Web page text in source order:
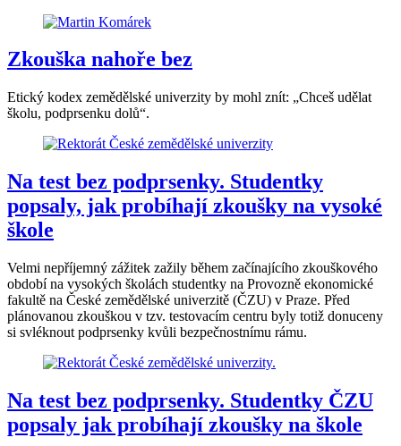
Zkouška nahoře bez
Etický kodex zemědělské univerzity by mohl znít: „Chceš udělat
školu, podprsenku dolů“.
Na test bez podprsenky. Studentky
popsaly, jak probíhají zkoušky na vysoké
škole
Velmi nepříjemný zážitek zažily během začínajícího zkouškového
období na vysokých školách studentky na Provozně ekonomické
fakultě na České zemědělské univerzitě (ČZU) v Praze. Před
plánovanou zkouškou v tzv. testovacím centru byly totiž donuceny
si svléknout podprsenky kvůli bezpečnostnímu rámu.
Na test bez podprsenky. Studentky ČZU
popsaly jak probíhají zkoušky na škole